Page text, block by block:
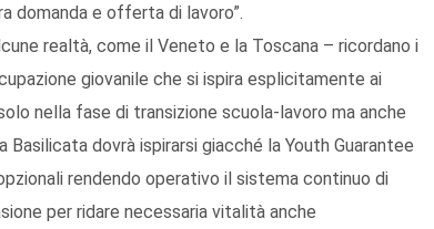
domanda e offerta di lavoro”.
realtà, come il Veneto e la Toscana – ricordano i
giovanile che si ispira esplicitamente ai
nella fase di transizione scuola-lavoro ma anche
dovrà ispirarsi giacché la Youth Guarantee
rendendo operativo il sistema continuo di
per ridare necessaria vitalità anche